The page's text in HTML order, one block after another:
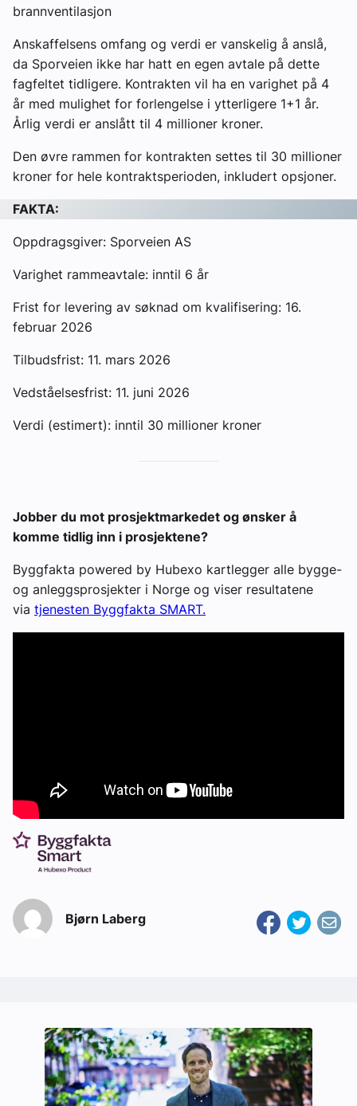
brannventilasjon
Anskaffelsens omfang og verdi er vanskelig å anslå,
da Sporveien ikke har hatt en egen avtale på dette
fagfeltet tidligere. Kontrakten vil ha en varighet på 4
år med mulighet for forlengelse i ytterligere 1+1 år.
Årlig verdi er anslått til 4 millioner kroner.
Den øvre rammen for kontrakten settes til 30 millioner
kroner for hele kontraktsperioden, inkludert opsjoner.
FAKTA:
Oppdragsgiver: Sporveien AS
Varighet rammeavtale: inntil 6 år
Frist for levering av søknad om kvalifisering: 16.
februar 2026
Tilbudsfrist: 11. mars 2026
Vedståelsesfrist: 11. juni 2026
Verdi (estimert): inntil 30 millioner kroner
Jobber du mot prosjektmarkedet og ønsker å
komme tidlig inn i prosjektene?
Byggfakta powered by Hubexo kartlegger alle bygge-
og anleggsprosjekter i Norge og viser resultatene
via tjenesten Byggfakta SMART.
Bjørn Laberg